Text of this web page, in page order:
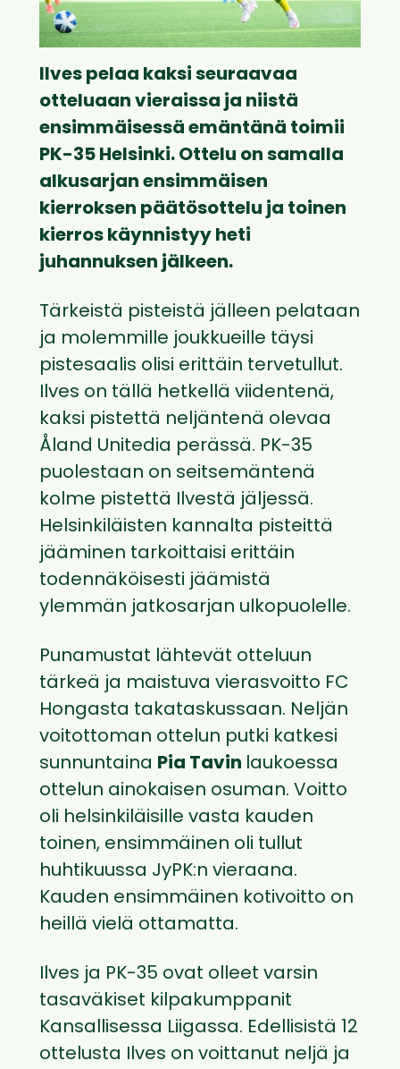
Ilves pelaa kaksi seuraavaa
otteluaan vieraissa ja niistä
ensimmäisessä emäntänä toimii
PK-35 Helsinki. Ottelu on samalla
alkusarjan ensimmäisen
kierroksen päätösottelu ja toinen
kierros käynnistyy heti
juhannuksen jälkeen.
Tärkeistä pisteistä jälleen pelataan
ja molemmille joukkueille täysi
pistesaalis olisi erittäin tervetullut.
Ilves on tällä hetkellä viidentenä,
kaksi pistettä neljäntenä olevaa
Åland Unitedia perässä. PK-35
puolestaan on seitsemäntenä
kolme pistettä Ilvestä jäljessä.
Helsinkiläisten kannalta pisteittä
jääminen tarkoittaisi erittäin
todennäköisesti jäämistä
ylemmän jatkosarjan ulkopuolelle.
Punamustat lähtevät otteluun
tärkeä ja maistuva vierasvoitto FC
Hongasta takataskussaan. Neljän
voitottoman ottelun putki katkesi
sunnuntaina Pia Tavin laukoessa
ottelun ainokaisen osuman. Voitto
oli helsinkiläisille vasta kauden
toinen, ensimmäinen oli tullut
huhtikuussa JyPK:n vieraana.
Kauden ensimmäinen kotivoitto on
heillä vielä ottamatta.
Ilves ja PK-35 ovat olleet varsin
tasaväkiset kilpakumppanit
Kansallisessa Liigassa. Edellisistä 12
ottelusta Ilves on voittanut neljä ja